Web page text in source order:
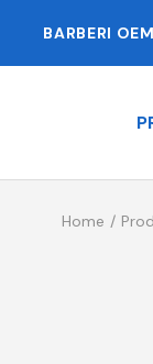
BARBERI OEM
Home